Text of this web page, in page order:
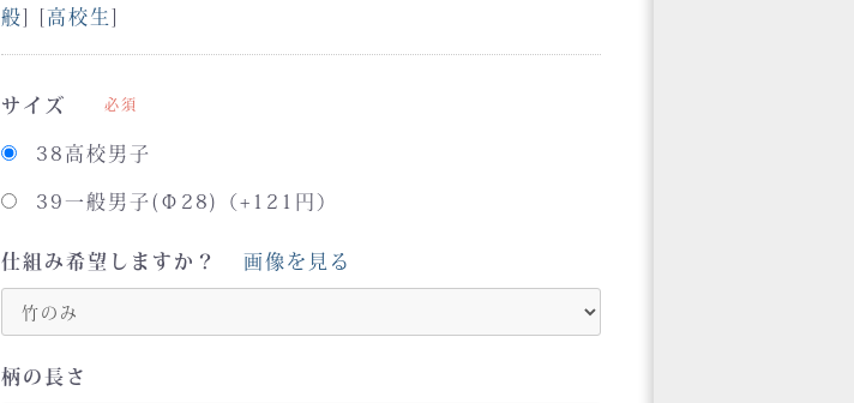
般] [高校生]
サイズ 必須
38高校男子
39一般男子(Φ28)（+121円）
仕組み希望しますか？ 画像を見る
柄の長さ